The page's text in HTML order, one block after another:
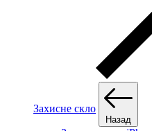
Захисне скло
Назад